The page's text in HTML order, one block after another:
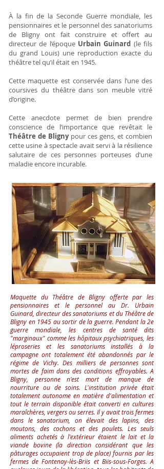
À la fin de la Seconde Guerre mondiale, les
pensionnaires et le personnel des sanatoriums
de Bligny ont fait construire et offert au
directeur de l’époque Urbain Guinard (le fils
du grand Louis) une reproduction exacte du
théâtre tel qu’il était en 1945.
Cette maquette est conservée dans l’une des
coursives du théâtre dans son meuble vitré
d’origine.
Cette anecdote permet de bien prendre
conscience de l’importance que revêtait le
Théâtre de Blignypour ces gens, et combien
cette usine à spectacle avait servi à la résilience
salutaire de ces personnes porteuses d’une
maladie encore incurable.
Maquette du Théâtre de Bligny offerte par les
pensionnaires et le personnel au Dr. Urbain
Guinard, directeur des sanatoriums et du Théâtre de
Bligny en 1945 au sortir de la guerre. Pendant la 2e
guerre mondiale, les centres de santé dits
"marginaux" comme les hôpitaux psychiatriques, les
léproseries et les sanatoriums installés à la
campagne ont totalement été abandonnés par le
régime de Vichy. Des milliers de personnes sont
mortes de faim dans des conditions effroyables. A
Bligny, personne n'est mort de manque de
nourriture ou de soins. L'institution privée était
totalement autonome en matière d'alimentation et
tout le terrain disponible était converti en cultures
maraîchères, vergers ou serres. Il y avait trois fermes
dans le sanatorium, on élevait des lapins, des
moutons, des cochons et des poulets. Les seuls
aliments achetés à l'extérieur étaient le lait et la
viande bovine (la direction considérant que les
pâturages occupaient trop de place) fournis par les
fermes de Fontenay-lès-Briis et Biis-sous-Forges. A